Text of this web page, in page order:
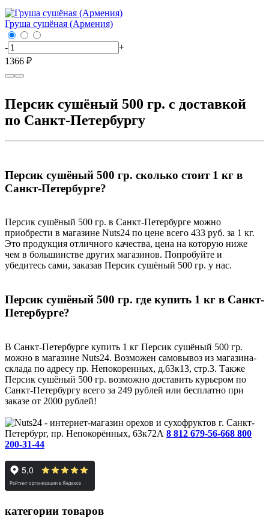
Груша сушёная (Армения)
-
+
1366 ₽
Персик сушёный 500 гр. с доставкой
по Санкт-Петербургу
Персик сушёный 500 гр. сколько стоит 1 кг в
Санкт-Петербурге?
Персик сушёный 500 гр. в Санкт-Петербурге можно
приобрести в магазине Nuts24 по цене всего 433 руб. за 1 кг.
Это продукция отличного качества, цена на которую ниже
чем в большинстве других магазинов. Попробуйте и
убедитесь сами, заказав Персик сушёный 500 гр. у нас.
Персик сушёный 500 гр. где купить 1 кг в Санкт-
Петербурге?
В Санкт-Петербурге купить 1 кг Персик сушёный 500 гр.
можно в магазине Nuts24. Возможен самовывоз из магазина-
склада по адресу пр. Непокоренных, д.63к13, стр.3. Также
Персик сушёный 500 гр. возможно доставить курьером по
Санкт-Петербургу всего за 249 рублей или бесплатно при
заказе от 2000 рублей!
г. Санкт-
Петербург, пр. Непокорённых, 63к72А 8 812 679-56-668 800
200-31-44
категории товаров